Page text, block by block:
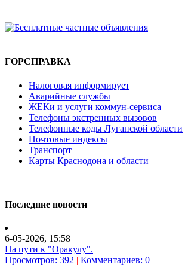
ГОРСПРАВКА
Налоговая информирует
Аварийные службы
ЖЕКи и услуги коммун-сервиса
Телефоны экстренных вызовов
Телефонные коды Луганской области
Почтовые индексы
Транспорт
Карты Краснодона и области
Последние новости
6-05-2026, 15:58
На пути к "Оракулу".
Просмотров: 392 | Комментариев: 0